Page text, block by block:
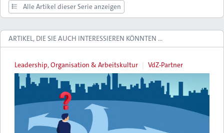
Alle Artikel dieser Serie anzeigen
ARTIKEL, DIE SIE AUCH INTERESSIEREN KÖNNTEN …
Leadership, Organisation & Arbeitskultur VdZ-Partner